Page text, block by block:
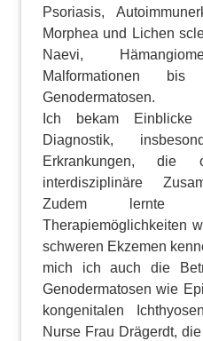
Psoriasis,
Morphea und Lichen
Naevi,
Malformationen
Genodermatosen.
Ich bekam
Diagnostik,
Erkrankungen, die
interdisziplinäre
Zudem lernte
Therapiemöglichkeiten
schweren Ekzemen
mich ich auch die
Genodermatosen wie
kongenitalen
Nurse Frau Drägerdt,